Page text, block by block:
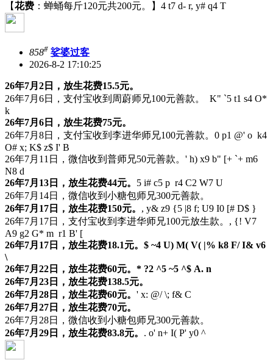
【花费 ：蝉蛹每斤120元共200元。】 4 t7 d- r, y# q4 T
858# 娑婆过客
2026-8-2 17:10:25
26年7月2日，放生花费15.5元。
26年7月6日，支付宝收到周蔚师兄100元善款。
K" `5 t1 s4 O*
k
26年7月6日，放生花费75元。
26年7月8日，支付宝收到李进华师兄100元善款。 0 p1 @' o k4
O# x; K$ z$ I' B
26年7月11日，微信收到普师兄50元善款。 ' h) x9 b" [+ `+ m6
N8 d
26年7月13日，放生花费44元。 5 i# c5 p r4 C2 W7 U
26年7月14日，微信收到小糖包师兄300元善款。
26年7月17日，放生花费150元。 , y& z9 {5 |8 f; U9 I0 [# D$ }
26年7月17日，支付宝收到李进华师兄100元放生款。 , {! V7
A9 g2 G* m r1 B' [
26年7月17日，放生花费18.1元。 $ ~4 U) M( V( |% k8 F/ I& v6
\
26年7月22日，放生花费60元。 * ?2 ^5 ~5 ^$ A. n
26年7月23日，放生花费138.5元。
26年7月28日，放生花费60元。 ' x: @/ \; f& C
26年7月27日，放生花费70元。
26年7月28日，微信收到小糖包师兄300元善款。
26年7月29日，放生花费83.8元。 . o' n+ I( P' y0 ^